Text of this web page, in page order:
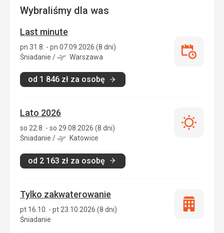
Wybraliśmy dla was
Last minute
pn 31.8. - pn 07.09.2026 (8 dni)
Śniadanie / Warszawa
od 1 846 zł za osobę
Last
Lato 2026
so 22.8. - so 29.08.2026 (8 dni)
Śniadanie / Katowice
od 2 163 zł za osobę
Lato
Tylko zakwaterowanie
pt 16.10. - pt 23.10.2026 (8 dni)
Śniadanie
Tylko